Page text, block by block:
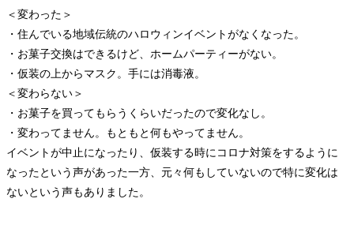
＜変わった＞
・住んでいる地域伝統のハロウィンイベントがなくなった。
・お菓子交換はできるけど、ホームパーティーがない。
・仮装の上からマスク。手には消毒液。
＜変わらない＞
・お菓子を買ってもらうくらいだったので変化なし。
・変わってません。もともと何もやってません。
イベントが中止になったり、仮装する時にコロナ対策をするように
なったという声があった一方、元々何もしていないので特に変化は
ないという声もありました。